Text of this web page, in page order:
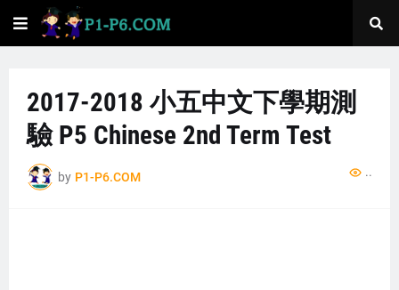
2017-2018 小五中文下學期測
驗 P5 Chinese 2nd Term Test
by P1-P6.COM ..